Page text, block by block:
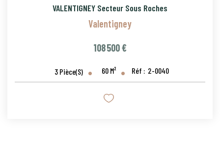
VALENTIGNEY Secteur Sous Roches
Valentigney
108 500 €
3 Pièce(s) 60 M² Réf : 2-0040